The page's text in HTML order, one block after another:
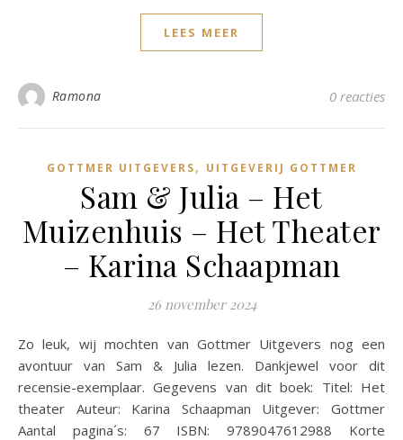
LEES MEER
Ramona 0 reacties
GOTTMER UITGEVERS, UITGEVERIJ GOTTMER
Sam & Julia – Het
Muizenhuis – Het Theater
– Karina Schaapman
26 november 2024
Zo leuk, wij mochten van Gottmer Uitgevers nog een
avontuur van Sam & Julia lezen. Dankjewel voor dit
recensie-exemplaar. Gegevens van dit boek: Titel: Het
theater Auteur: Karina Schaapman Uitgever: Gottmer
Aantal pagina´s: 67 ISBN: 9789047612988 Korte